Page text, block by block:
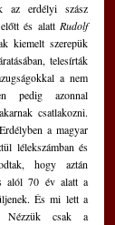
az erdélyi szász
és alatt Rudolf
kiemelt szerepük
telesírták
a nem
pedig azonnal
csatlakozni.
a magyar
lélekszámban és
hogy aztán
alól 70 év alatt a
És mi lett a
Nézzük csak a